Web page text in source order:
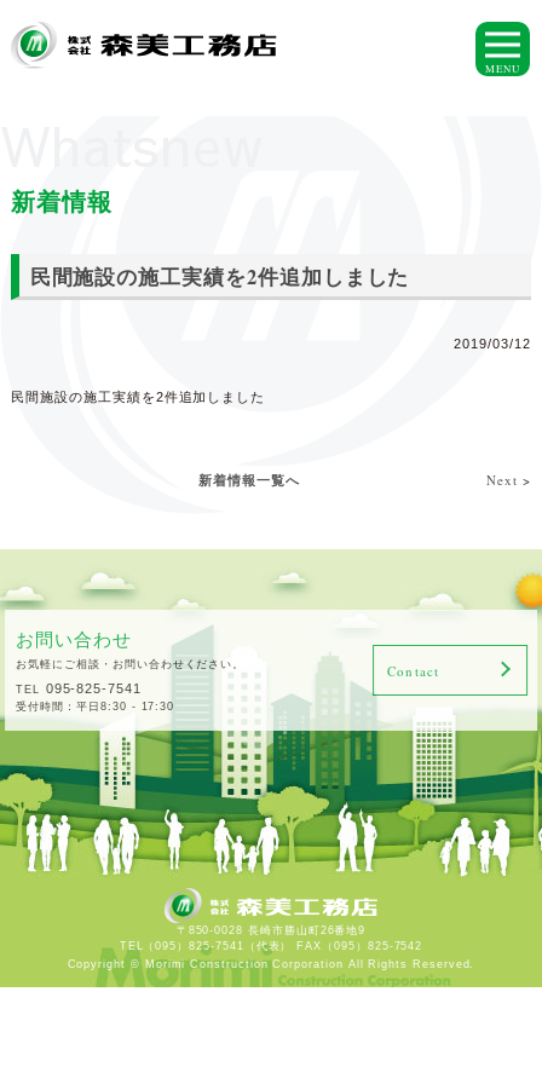
MENU
新着情報
民間施設の施工実績を2件追加しました
2019/03/12
民間施設の施工実績を2件追加しました
新着情報一覧へ Next >
お問い合わせ
お気軽にご相談・お問い合わせください。
TEL 095-825-7541
受付時間：平日8:30 - 17:30
Contact
〒850-0028 長崎市勝山町26番地9
TEL（095）825-7541（代表） FAX（095）825-7542
Copyright © Morimi Construction Corporation All Rights Reserved.